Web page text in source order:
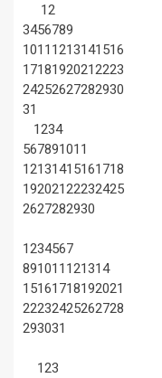
12
3456789
1011 1213141516
17181920212223
24252627282930
31
1234
567891011
12131415161718
19202122232425
2627282930
1234567
891011 121314
15161718192021
22232425262728
293031
123